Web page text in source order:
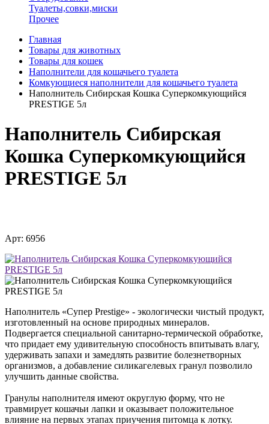
Туалеты,совки,миски
Прочее
Главная
Товары для животных
Товары для кошек
Наполнители для кошачьего туалета
Комкующиеся наполнители для кошачьего туалета
Наполнитель Сибирская Кошка Суперкомкующийся
PRESTIGE 5л
Наполнитель Сибирская
Кошка Суперкомкующийся
PRESTIGE 5л
Арт: 6956
Наполнитель «Супер Prestige» - экологически чистый продукт,
изготовленный на основе природных минералов.
Подвергается специальной санитарно-термической обработке,
что придает ему удивительную способность впитывать влагу,
удерживать запахи и замедлять развитие болезнетворных
организмов, а добавление силикагелевых гранул позволило
улучшить данные свойства.
Гранулы наполнителя имеют округлую форму, что не
травмирует кошачьи лапки и оказывает положительное
влияние на первых этапах приучения питомца к лотку.